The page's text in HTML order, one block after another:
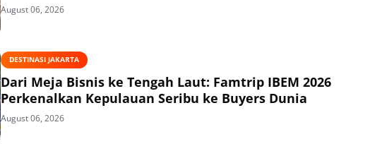
August 06, 2026
DESTINASI JAKARTA
Dari Meja Bisnis ke Tengah Laut: Famtrip IBEM 2026
Perkenalkan Kepulauan Seribu ke Buyers Dunia
August 06, 2026